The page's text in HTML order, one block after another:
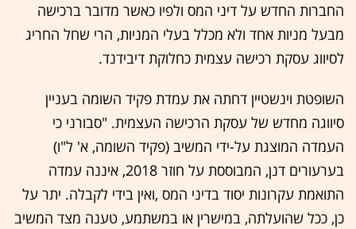
החברות החדש על דיני המס ולפיו כאשר מדובר ברכישה
מבעל מניות אחד ולא מכלל בעלי המניות, הרי שחל החריג
לסיווג עסקת רכישה עצמית כחלוקת דיבידנד.
השופטת וינשטיין דחתה את עמדת פקיד השומה בעניין
סיווגה מחדש של עסקת הרכישה העצמית. "סבורני כי
העמדה המוצגת על-ידי המשיב (פקיד השומה, א' ל"ו)
בערעורים דנן, המבוססת על חוזר 2018, איננה עמדה
התואמת עקרונות יסוד בדיני המס ,ואין בידי לקבלה. יתר על
כן, ככל שהועלתה, במישרין או במשתמע, טענה מצד המשיב